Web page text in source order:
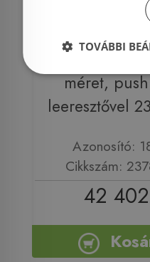
Grohe
egykaros
méret,
leeresztővel
Azonosító:
Cikkszám:
42
TOVÁBBI